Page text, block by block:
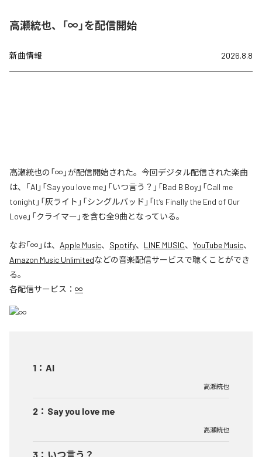
高瀬統也、「∞」を配信開始
新曲情報 2026.8.8
高瀬統也の「∞」が配信開始された。今回デジタル配信された楽曲
は、「AI」「Say you love me」「いつ言う？」「Bad B Boy」「Call me
tonight」「灰ライト」「シングルバッド」「It’s Finally the End of Our
Love」「クライマー」を含む全9曲となっている。
なお「∞ 」は、 Apple Music、 Spotify、 LINE MUSIC、 YouTube Music、
Amazon Music Unlimitedなどの音楽配信サービスで聴くことができ
る。
各配信サービス： ∞
1 ： AI
高瀬統也
2 ： Say you love me
高瀬統也
3 ： いつ言う？